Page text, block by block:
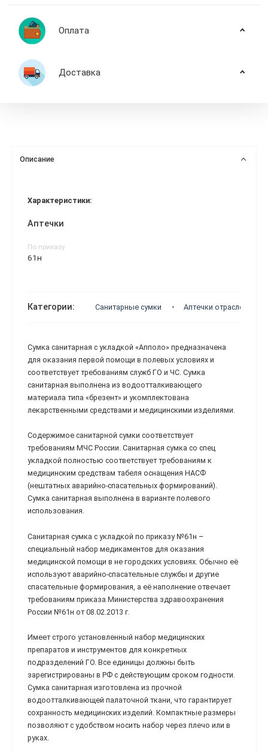
Оплата
Доставка
Описание
Характеристики:
Аптечки
По приказу
61н
Категории: Санитарные сумки Аптечки отраслевые
Сумка санитарная с укладкой «Апполо» предназначена
для оказания первой помощи в полевых условиях и
соответствует требованиям служб ГО и ЧС. Сумка
санитарная выполнена из водоотталкивающего
материала типа «брезент» и укомплектована
лекарственными средствами и медицинскими изделиями.
Содержимое санитарной сумки соответствует
требованиям МЧС России. Санитарная сумка со спец
укладкой полностью соответствует требованиям к
медицинским средствам табеля оснащения НАСФ
(нештатных аварийно-спасательных формирований).
Сумка санитарная выполнена в варианте полевого
использования.
Санитарная сумка с укладкой по приказу №61н –
специальный набор медикаментов для оказания
медицинской помощи в не городских условиях. Обычно её
используют аварийно-спасательные службы и другие
спасательные формирования, а её наполнение отвечает
требованиям приказа Министерства здравоохранения
России №61н от 08.02.2013 г.
Имеет строго установленный набор медицинских
препаратов и инструментов для конкретных
подразделений ГО. Все единицы должны быть
зарегистрированы в РФ с действующим сроком годности.
Сумка санитарная изготовлена из прочной
водоотталкивающей палаточной ткани, что гарантирует
сохранность медицинских изделий. Компактные размеры
позволяют с удобством носить набор через плечо или в
руках.